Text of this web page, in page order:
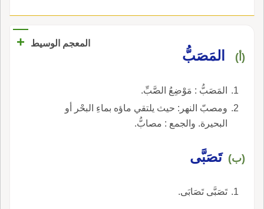
المعجم الوسيط +
(أ) المَصَبُّ
المَصَبُّ : مَوْضِعُ الصَّبِّ.
ومصبّ النهر: حيث يلتقي ماؤه بماءِ البحْر أو
البحيرة. والجمع : مصابُّ.
(ب) تَصَبَّى
تَصَبَّى تَصَابَى.